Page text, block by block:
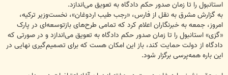
استانبول را تا زمان صدور حکم دادگاه به تعویق می‌اندازد.
به گزارش مشرق به نقل از فارس، «رجب طیب اردوغان»، نخست‌وزیر ترکیه،
امروز، جمعه به خبرنگاران اعلام کرد که تمامی طرح‌های بازتوسعه‌ای در پارک
«گزی» استانبول را تا زمان صدور حکم دادگاه به تعویق می‌اندازد و در صورتی که
دادگاه از دولت حمایت کند، باز این امکان هست که برای تصمیم‌گیری نهایی در
این باره همه‌پرسی برگزار شود.